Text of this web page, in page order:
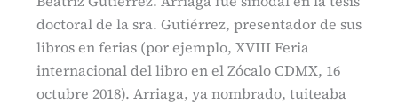
doctoral de la sra. Gutiérrez, presentador de sus
libros en ferias (por ejemplo, XVIII Feria
internacional del libro en el Zócalo CDMX, 16
octubre 2018). Arriaga, ya nombrado, tuiteaba